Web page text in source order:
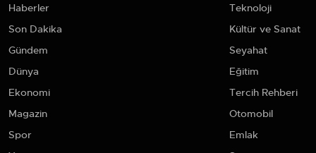
Haberler
Son Dakika
Gündem
Dünya
Ekonomi
Magazin
Spor
Teknoloji
Kültür ve Sanat
Seyahat
Eğitim
Tercih Rehberi
Otomobil
Emlak